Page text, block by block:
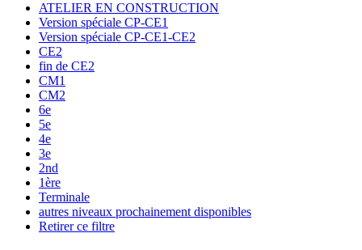
ATELIER EN CONSTRUCTION
Version spéciale CP-CE1
Version spéciale CP-CE1-CE2
CE2
fin de CE2
CM1
CM2
6e
5e
4e
3e
2nd
1ère
Terminale
autres niveaux prochainement disponibles
Retirer ce filtre